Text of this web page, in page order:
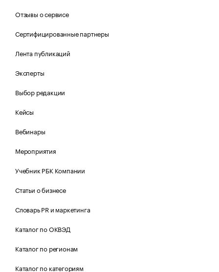
Отзывы о сервисе
Сертифицированные партнеры
Лента публикаций
Эксперты
Выбор редакции
Кейсы
Вебинары
Мероприятия
Учебник РБК Компании
Статьи о бизнесе
Словарь PR и маркетинга
Каталог по ОКВЭД
Каталог по регионам
Каталог по категориям